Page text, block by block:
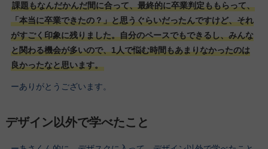
課題もなんだかんだ間に合って、最終的に卒業判定ももらって、
「本当に卒業できたの？」と思うぐらいだったんですけど、それ
がすごく印象に残りました。自分のペースでもできるし、みんな
と関わる機会が多いので、1人で悩む時間もあまりなかったのは
良かったなと思います。
ーありがとうございます。
デザイン以外で学べたこと